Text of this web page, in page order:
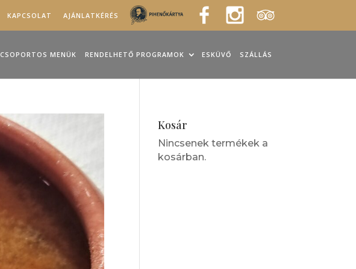
KAPCSOLAT AJÁNLATKÉRÉS
CSOPORTOS MENÜK RENDELHETŐ PROGRAMOK ESKÜVŐ SZÁLLÁS
Kosár
Nincsenek termékek a
kosárban.